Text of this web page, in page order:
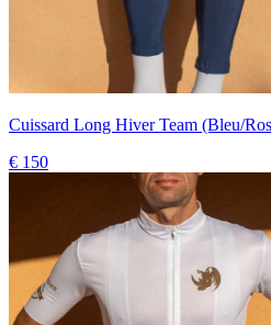
Cuissard Long Hiver Team (Bleu/
€ 150